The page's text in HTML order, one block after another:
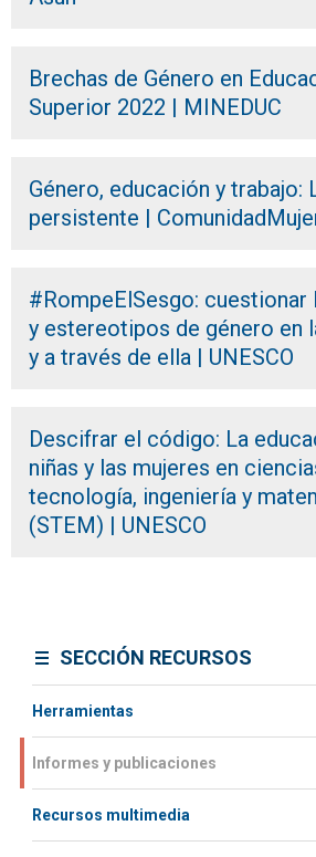
Brechas de Género en
Superior 2022 | MINEDUC
Género, educación y trabajo:
persistente |
#RompeElSesgo: cuestionar
y estereotipos de género en
y a través de ella | UNESCO
Descifrar el código: La
niñas y las mujeres en
tecnología, ingeniería y
(STEM) | UNESCO
SECCIÓN RECURSOS
Herramientas
Informes y publicaciones
Recursos multimedia